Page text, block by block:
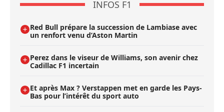
INFOS F1
Red Bull prépare la succession de Lambiase avec
un renfort venu d’Aston Martin
Perez dans le viseur de Williams, son avenir chez
Cadillac F1 incertain
Et après Max ? Verstappen met en garde les Pays-
Bas pour l’intérêt du sport auto